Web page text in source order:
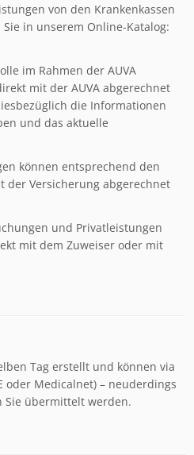
von den Krankenkassen
in unserem Online-Katalog:
im Rahmen der AUVA
mit der AUVA abgerechnet
die Informationen
und das aktuelle
können entsprechend den
der Versicherung abgerechnet
und Privatleistungen
mit dem Zuweiser oder mit
Tag erstellt und können via
oder Medicalnet) – neuderdings
Sie übermittelt werden.